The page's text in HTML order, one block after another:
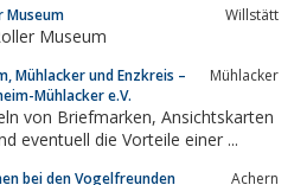
Museum Willstätt
Museum
Mühlacker und Enzkreis –
Mühlacker e.V.
Mühlacker
Ansichtskarten
eventuell die Vorteile einer ...
bei den Vogelfreunden
Achern